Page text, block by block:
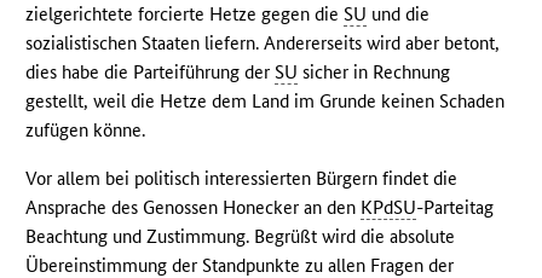
zielgerichtete forcierte Hetze gegen dieSU und die
sozialistischen Staaten liefern. Andererseits wird aber betont,
dies habe die Parteiführung derSU sicher in Rechnung
gestellt, weil die Hetze dem Land im Grunde keinen Schaden
zufügen könne.
Vor allem bei politisch interessierten Bürgern findet die
Ansprache des Genossen Honecker an den KPdSU-Parteitag
Beachtung und Zustimmung. Begrüßt wird die absolute
Übereinstimmung der Standpunkte zu allen Fragen der